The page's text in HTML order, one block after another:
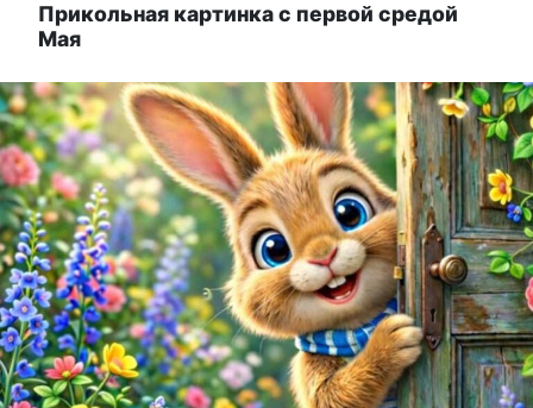
Прикольная картинка с первой средой
Мая